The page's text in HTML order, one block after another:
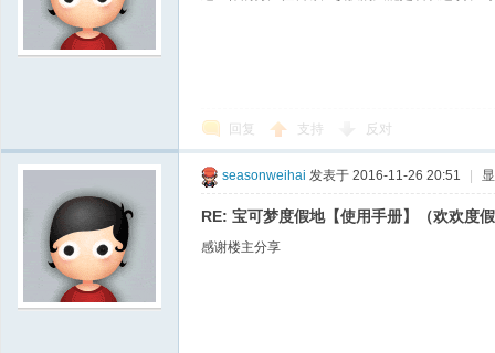
回复 支持 反对
seasonweihai 发表于 2016-11-26 20:51 |
RE: 宝可梦度假地【使用手册】（欢欢度
感谢楼主分享